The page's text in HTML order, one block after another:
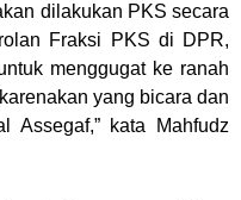
dilakukan PKS secara
Fraksi PKS di DPR,
menggugat ke ranah
yang bicara dan
Assegaf,” kata Mahfudz